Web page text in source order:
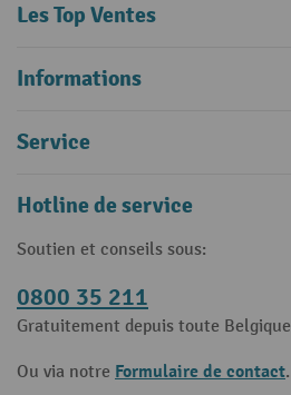
Les Top Ventes
Informations
Service
Hotline de service
Soutien et conseils sous:
0800 35 211
Gratuitement depuis toute Belgique
Ou via notre Formulaire de contact.